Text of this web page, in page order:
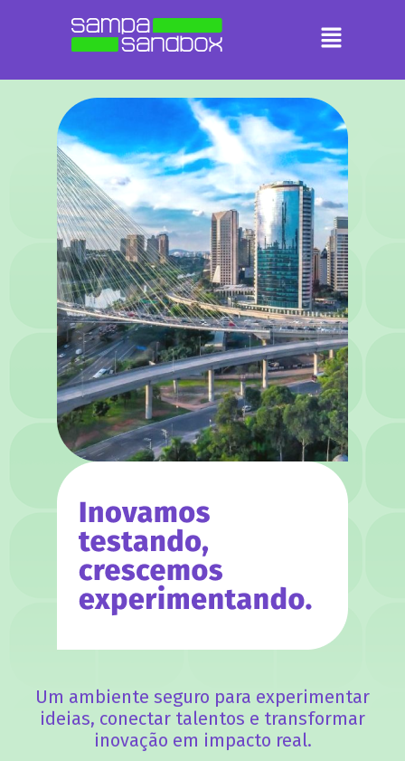
Um ambiente seguro para experimentar
ideias, conectar talentos e transformar
inovação em impacto real.